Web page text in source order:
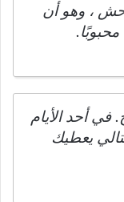
، وهو أن
أحد الأيام
يعطيك